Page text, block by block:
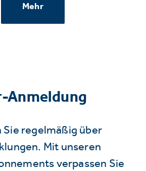
Mehr
Anmeldung
regelmäßig über
Mit unseren
verpassen Sie